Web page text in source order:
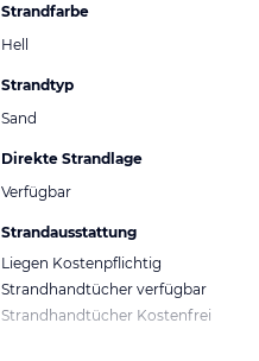
Strandfarbe
Hell
Strandtyp
Sand
Direkte Strandlage
Verfügbar
Strandausstattung
Liegen Kostenpflichtig
Strandhandtücher verfügbar
Strandhandtücher Kostenfrei